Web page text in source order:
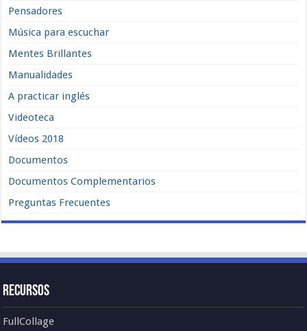
Pensadores
Música para escuchar
Mentes Brillantes
Manualidades
A practicar inglés
Videoteca
Vídeos 2018
Documentos
Documentos Complementarios
Preguntas Frecuentes
Recursos
FullCollage